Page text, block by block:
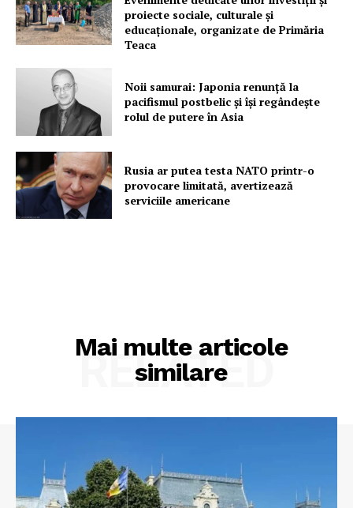
proiecte sociale, culturale și
educaționale, organizate de Primăria
Teaca
Noii samurai: Japonia renunță la
pacifismul postbelic și își regândește
rolul de putere în Asia
Rusia ar putea testa NATO printr-o
provocare limitată, avertizează
serviciile americane
Mai multe articole
similare
RELATED